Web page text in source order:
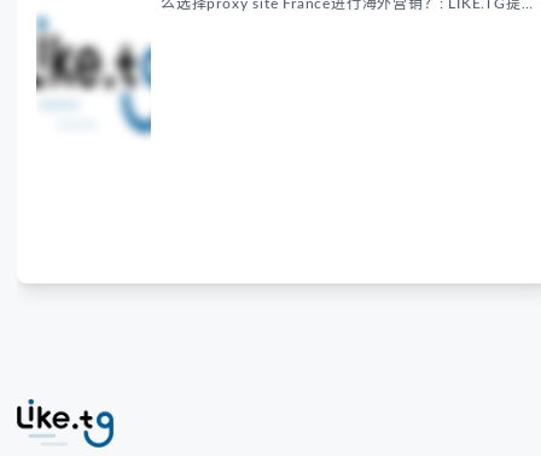
么选择proxy site France进行海外营销？: LIKE.TG提